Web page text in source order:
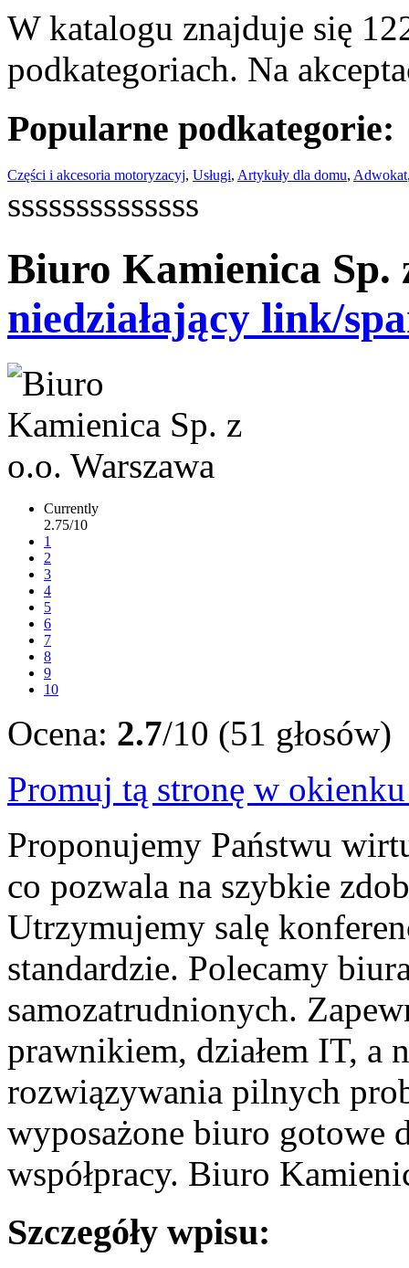
W katalogu znajduje się
podkategoriach. Na
Popularne podkategorie:
Części i akcesoria motoryzacyj, Usługi, Artykuły dla domu, Adwokat
ssssssssssssss
Biuro Kamienica Sp.
niedziałający link/
Currently
2.75/10
1
2
3
4
5
6
7
8
9
10
Ocena: 2.7/10 (51 głosów)
Promuj tą stronę w
Proponujemy Państwu
co pozwala na szybkie
Utrzymujemy salę
standardzie. Polecamy
samozatrudnionych.
prawnikiem, działem IT, a
rozwiązywania pilnych
wyposażone biuro gotowe
współpracy. Biuro
Szczegóły wpisu: